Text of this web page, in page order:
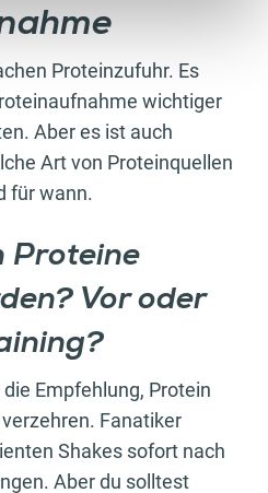
Proteinzufuhr. Es
wichtiger
Aber es ist auch
Art von Proteinquellen
für wann.
Proteine
Vor oder
Empfehlung, Protein
Fanatiker
Shakes sofort nach
Aber du solltest